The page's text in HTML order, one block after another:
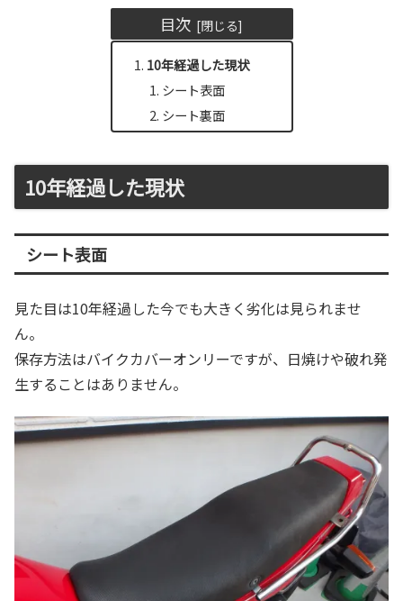
目次
10年経過した現状
シート表面
シート裏面
10年経過した現状
シート表面
見た目は10年経過した今でも大きく劣化は見られませ
ん。
保存方法はバイクカバーオンリーですが、日焼けや破れ発
生することはありません。